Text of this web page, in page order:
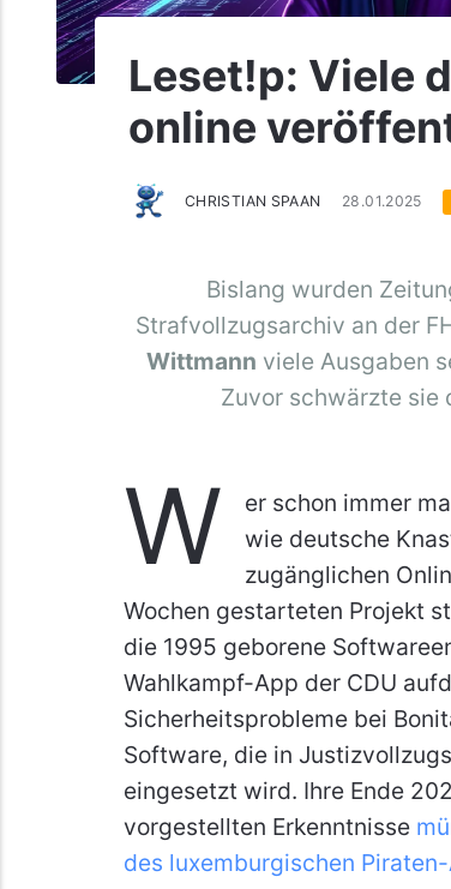
Leset!p: Viele
online
CHRISTIAN SPAAN 28.01.2025
Bislang wurden
Strafvollzugsarchiv an der
Wittmann viele Ausgaben
Zuvor schwärzte sie
W
er schon immer
wie deutsche
zugänglichen
Wochen gestarteten Projekt
die 1995 geborene
Wahlkampf-App der CDU
Sicherheitsprobleme bei
Software, die in
eingesetzt wird. Ihre Ende
vorgestellten Erkenntnisse
des luxemburgischen